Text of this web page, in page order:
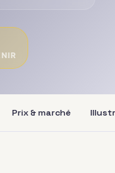
Prix & marché